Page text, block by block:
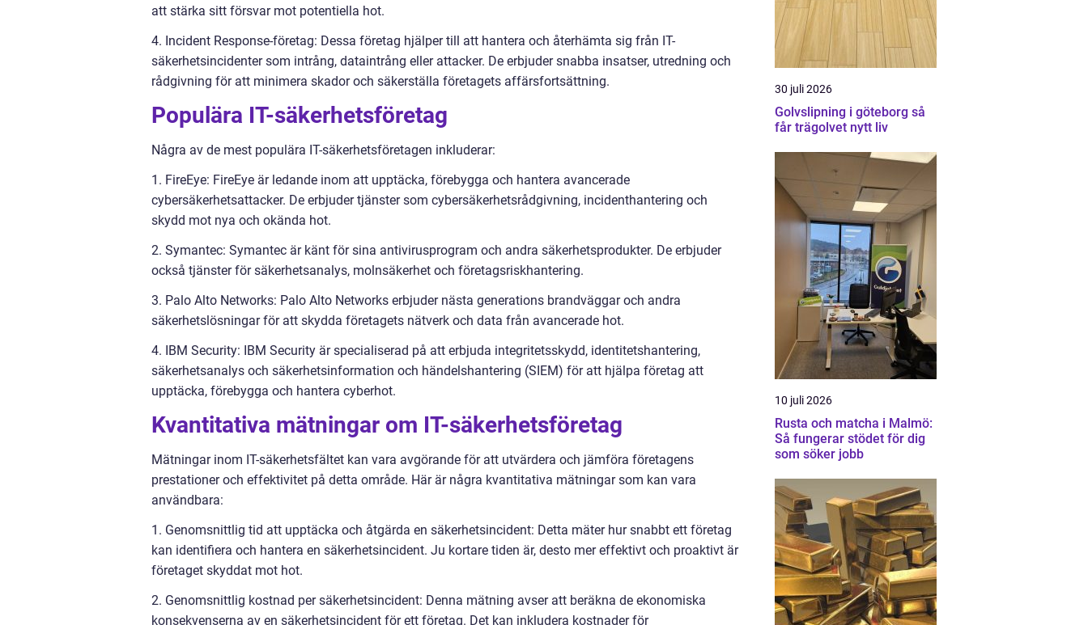
att stärka sitt försvar mot potentiella hot.
4. Incident Response-företag: Dessa företag hjälper till att hantera och återhämta sig från IT-
säkerhetsincidenter som intrång, dataintrång eller attacker. De erbjuder snabba insatser, utredning och
rådgivning för att minimera skador och säkerställa företagets affärsfortsättning.
Populära IT-säkerhetsföretag
Några av de mest populära IT-säkerhetsföretagen inkluderar:
1. FireEye: FireEye är ledande inom att upptäcka, förebygga och hantera avancerade
cybersäkerhetsattacker. De erbjuder tjänster som cybersäkerhetsrådgivning, incidenthantering och
skydd mot nya och okända hot.
2. Symantec: Symantec är känt för sina antivirusprogram och andra säkerhetsprodukter. De erbjuder
också tjänster för säkerhetsanalys, molnsäkerhet och företagsriskhantering.
3. Palo Alto Networks: Palo Alto Networks erbjuder nästa generations brandväggar och andra
säkerhetslösningar för att skydda företagets nätverk och data från avancerade hot.
4. IBM Security: IBM Security är specialiserad på att erbjuda integritetsskydd, identitetshantering,
säkerhetsanalys och säkerhetsinformation och händelshantering (SIEM) för att hjälpa företag att
upptäcka, förebygga och hantera cyberhot.
Kvantitativa mätningar om IT-säkerhetsföretag
Mätningar inom IT-säkerhetsfältet kan vara avgörande för att utvärdera och jämföra företagens
prestationer och effektivitet på detta område. Här är några kvantitativa mätningar som kan vara
användbara:
1. Genomsnittlig tid att upptäcka och åtgärda en säkerhetsincident: Detta mäter hur snabbt ett företag
kan identifiera och hantera en säkerhetsincident. Ju kortare tiden är, desto mer effektivt och proaktivt är
företaget skyddat mot hot.
2. Genomsnittlig kostnad per säkerhetsincident: Denna mätning avser att beräkna de ekonomiska
konsekvenserna av en säkerhetsincident för ett företag. Det kan inkludera kostnader för
30 juli 2026
Golvslipning i göteborg så
får trägolvet nytt liv
10 juli 2026
Rusta och matcha i Malmö:
Så fungerar stödet för dig
som söker jobb